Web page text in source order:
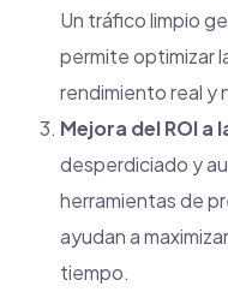
Un tráfico limpio
permite optimizar
rendimiento real y
Mejora del ROI a
desperdiciado y
herramientas de
ayudan a
tiempo.